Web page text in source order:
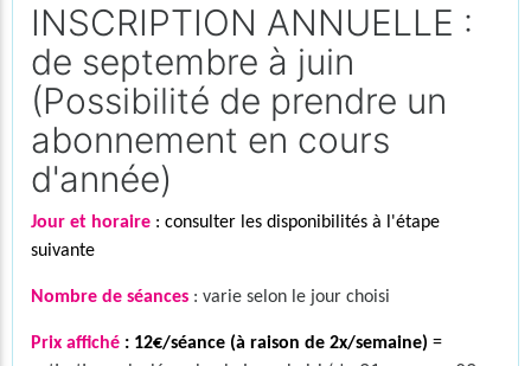
INSCRIPTION ANNUELLE :
de septembre à juin
(Possibilité de prendre un
abonnement en cours
d'année)
Jour et horaire : consulter les disponibilités à l'étape
suivante
Nombre de séances : varie selon le jour choisi
Prix affiché : 12€/séance (à raison de 2x/semaine) =